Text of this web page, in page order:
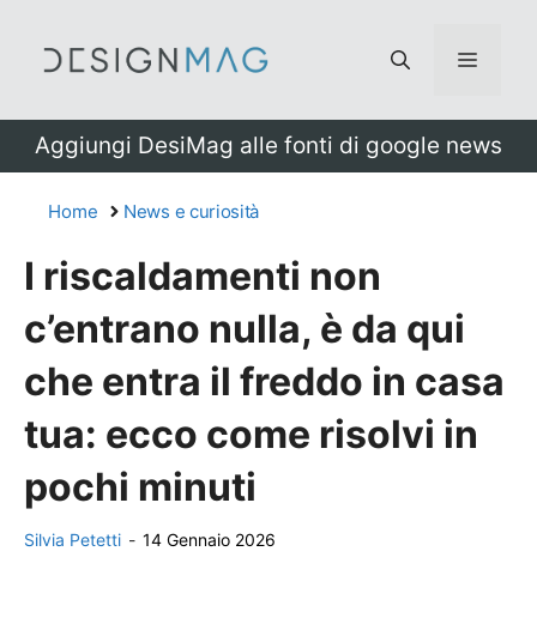
Menu
Aggiungi DesiMag alle fonti di google news
Home News e curiosità
I riscaldamenti non
c’entrano nulla, è da qui
che entra il freddo in casa
tua: ecco come risolvi in
pochi minuti
Silvia Petetti - 14 Gennaio 2026